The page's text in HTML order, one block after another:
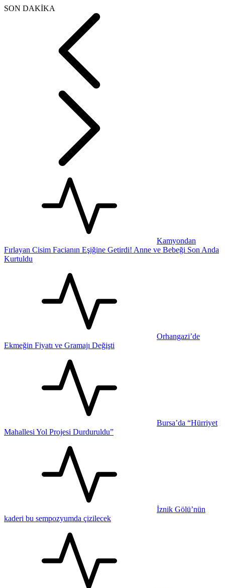
SON DAKİKA
Kamyondan
Fırlayan Cisim Facianın Eşiğine Getirdi! Anne ve Bebeği Son Anda
Kurtuldu
Orhangazi’de
Ekmeğin Fiyatı ve Gramajı Değişti
Bursa’da “Hürriyet
Mahallesi Yol Projesi Durduruldu”
İznik Gölü’nün
kaderi bu sempozyumda çizilecek